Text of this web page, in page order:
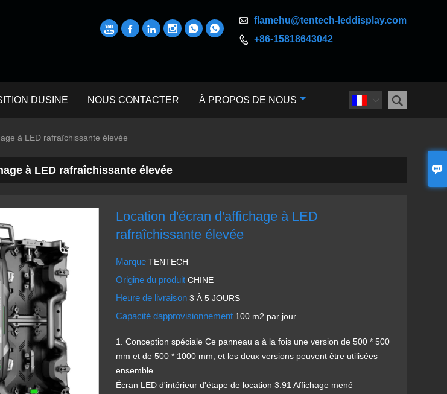

 flamehu@tentech-leddisplay.com
 +86-15818643042
     
 
DUSINE NOUS CONTACTER À PROPOS DE NOUS
à LED rafraîchissante élevée
à LED rafraîchissante élevée
Location d'écran d'affichage à LED
rafraîchissante élevée
MarqueTENTECH
Origine du produitCHINE
Heure de livraison3 À 5 JOURS
Capacité dapprovisionnement 100 m2 par jour
1. Conception spéciale Ce panneau a à la fois une version de 500 * 500
mm et de 500 * 1000 mm, et les deux versions peuvent être utilisées
ensemble.
Écran LED d'intérieur d'étape de location 3.91 Affichage mené